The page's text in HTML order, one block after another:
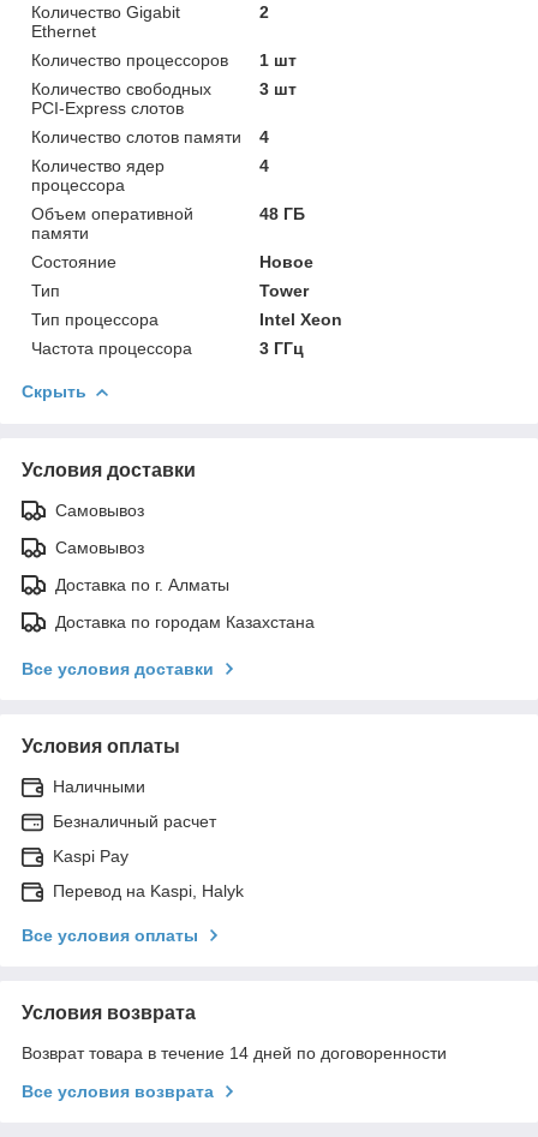
Количество Gigabit
Ethernet
2
Количество процессоров
1 шт
Количество свободных
PCI-Express слотов
3 шт
Количество слотов памяти
4
Количество ядер
процессора
4
Объем оперативной
памяти
48 ГБ
Состояние
Новое
Тип
Tower
Тип процессора
Intel Xeon
Частота процессора
3 ГГц
Скрыть
Условия доставки
Самовывоз
Самовывоз
Доставка по г. Алматы
Доставка по городам Казахстана
Все условия доставки
Условия оплаты
Наличными
Безналичный расчет
Kaspi Pay
Перевод на Kaspi, Halyk
Все условия оплаты
Условия возврата
Возврат товара в течение 14 дней по договоренности
Все условия возврата